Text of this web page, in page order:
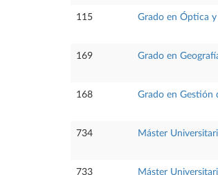
115 Grado en Óptica
169 Grado en
168 Grado en Gestión
734 Máster
733 Máster